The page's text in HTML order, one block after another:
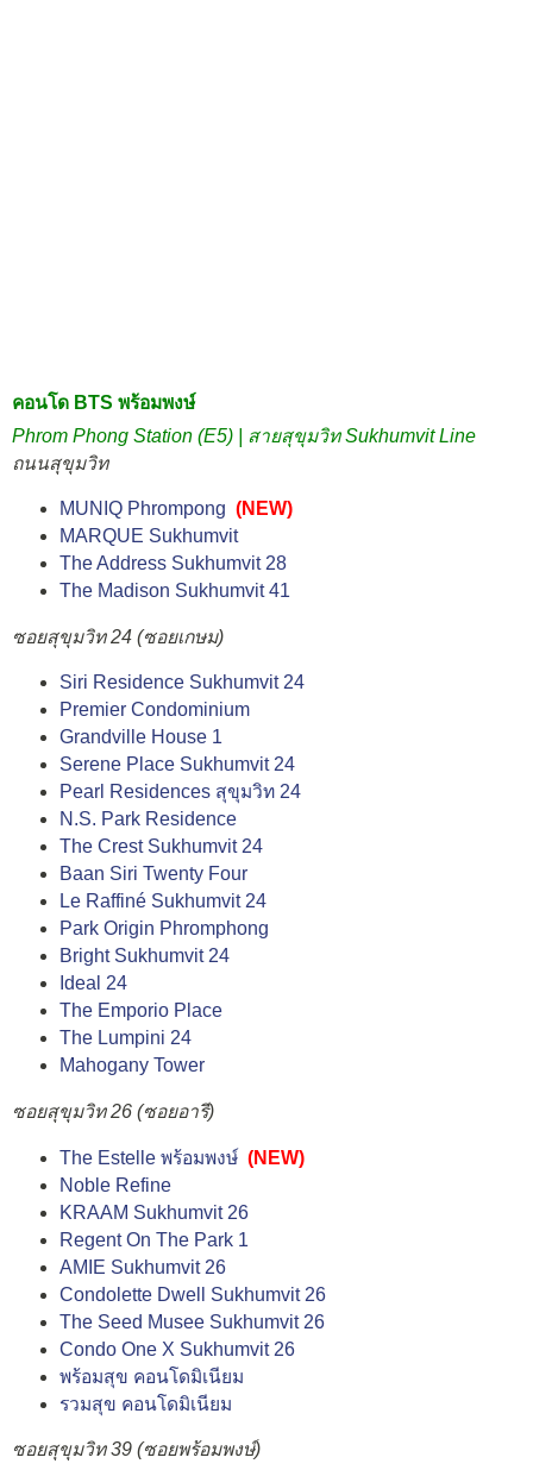
คอนโด BTS พร้อมพงษ์
Phrom Phong Station (E5) | สายสุขุมวิท Sukhumvit Line
ถนนสุขุมวิท
MUNIQ Phrompong (NEW)
MARQUE Sukhumvit
The Address Sukhumvit 28
The Madison Sukhumvit 41
ซอยสุขุมวิท 24 (ซอยเกษม)
Siri Residence Sukhumvit 24
Premier Condominium
Grandville House 1
Serene Place Sukhumvit 24
Pearl Residences สุขุมวิท 24
N.S. Park Residence
The Crest Sukhumvit 24
Baan Siri Twenty Four
Le Raffiné Sukhumvit 24
Park Origin Phromphong
Bright Sukhumvit 24
Ideal 24
The Emporio Place
The Lumpini 24
Mahogany Tower
ซอยสุขุมวิท 26 (ซอยอารี)
The Estelle พร้อมพงษ์ (NEW)
Noble Refine
KRAAM Sukhumvit 26
Regent On The Park 1
AMIE Sukhumvit 26
Condolette Dwell Sukhumvit 26
The Seed Musee Sukhumvit 26
Condo One X Sukhumvit 26
พร้อมสุข คอนโดมิเนียม
รวมสุข คอนโดมิเนียม
ซอยสุขุมวิท 39 (ซอยพร้อมพงษ์)